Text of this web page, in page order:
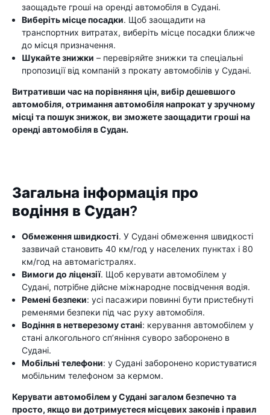
заощадьте гроші на оренді автомобіля в Судані.
Виберіть місце посадки. Щоб заощадити на
транспортних витратах, виберіть місце посадки ближче
до місця призначення.
Шукайте знижки – перевіряйте знижки та спеціальні
пропозиції від компаній з прокату автомобілів у Судані.
Витративши час на порівняння цін, вибір дешевшого
автомобіля, отримання автомобіля напрокат у зручному
місці та пошук знижок, ви зможете заощадити гроші на
оренді автомобіля в Судан.
Загальна інформація про
водіння в Судан?
Обмеження швидкості. У Судані обмеження швидкості
зазвичай становить 40 км/год у населених пунктах і 80
км/год на автомагістралях.
Вимоги до ліцензії. Щоб керувати автомобілем у
Судані, потрібне дійсне міжнародне посвідчення водія.
Ремені безпеки: усі пасажири повинні бути пристебнуті
ременями безпеки під час руху автомобіля.
Водіння в нетверезому стані: керування автомобілем у
стані алкогольного сп’яніння суворо заборонено в
Судані.
Мобільні телефони: у Судані заборонено користуватися
мобільним телефоном за кермом.
Керувати автомобілем у Судані загалом безпечно та
просто, якщо ви дотримуєтеся місцевих законів і правил